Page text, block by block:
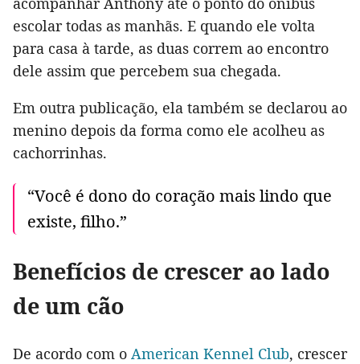
escolar todas as manhãs. E quando ele volta
para casa à tarde, as duas correm ao encontro
dele assim que percebem sua chegada.
Em outra publicação, ela também se declarou ao
menino depois da forma como ele acolheu as
cachorrinhas.
“Você é dono do coração mais lindo que
existe, filho.”
Benefícios de crescer ao lado
de um cão
De acordo com o American Kennel Club, crescer